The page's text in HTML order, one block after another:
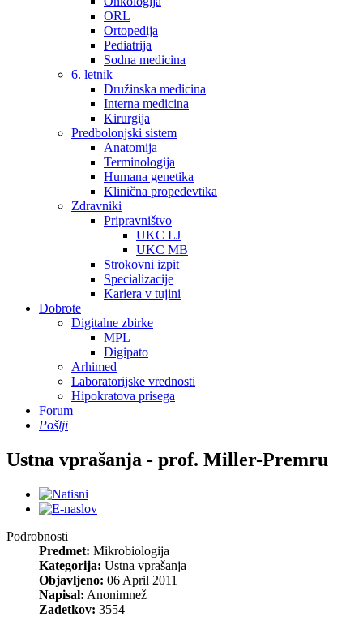
ORL
Ortopedija
Pediatrija
Sodna medicina
6. letnik
Družinska medicina
Interna medicina
Kirurgija
Predbolonjski sistem
Anatomija
Terminologija
Humana genetika
Klinična propedevtika
Zdravniki
Pripravništvo
UKC LJ
UKC MB
Strokovni izpit
Specializacije
Kariera v tujini
Dobrote
Digitalne zbirke
MPL
Digipato
Arhimed
Laboratorijske vrednosti
Hipokratova prisega
Forum
Pošlji
Ustna vprašanja - prof. Miller-Premru
Podrobnosti
Predmet: Mikrobiologija
Kategorija: Ustna vprašanja
Objavljeno: 06 April 2011
Napisal: Anonimnež
Zadetkov: 3554